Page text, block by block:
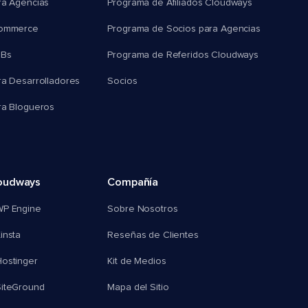
Agencias
Desarrolladores
Blogueros
Programa de Afiliados Cloudways
Programa de Socios para Agencias
Programa de Referidos Cloudways
Socios
Engine
Compañía
Sobre Nosotros
Reseñas de Clientes
Kit de Medios
Mapa del Sitio